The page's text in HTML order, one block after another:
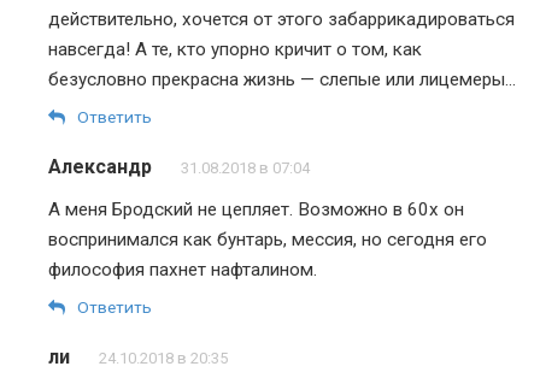
действительно, хочется от этого забаррикадироваться
навсегда! А те, кто упорно кричит о том, как
безусловно прекрасна жизнь — слепые или лицемеры…
Ответить
Александр 31.08.2018 в 07:04
А меня Бродский не цепляет. Возможно в 60х он
воспринимался как бунтарь, мессия, но сегодня его
философия пахнет нафталином.
Ответить
ли 24.10.2018 в 20:35